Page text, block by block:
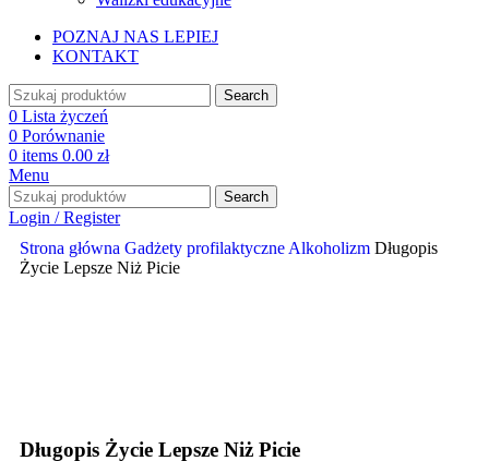
POZNAJ NAS LEPIEJ
KONTAKT
Search
0 Lista życzeń
0 Porównanie
0 items 0.00 zł
Menu
Search
Login / Register
Strona główna Gadżety profilaktyczne Alkoholizm Długopis
Życie Lepsze Niż Picie
Długopis Życie Lepsze Niż Picie